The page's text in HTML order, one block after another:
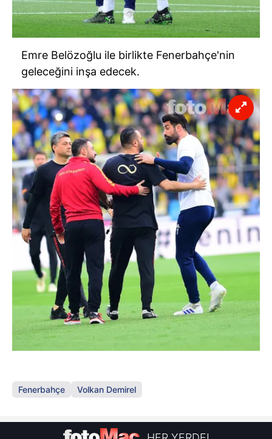
Emre Belözoğlu ile birlikte Fenerbahçe'nin
geleceğini inşa edecek.
Fenerbahçe Volkan Demirel